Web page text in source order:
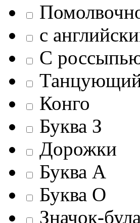
c
С
Конго
Буква З
Дорожки
Буква А
Буква О
Значок-